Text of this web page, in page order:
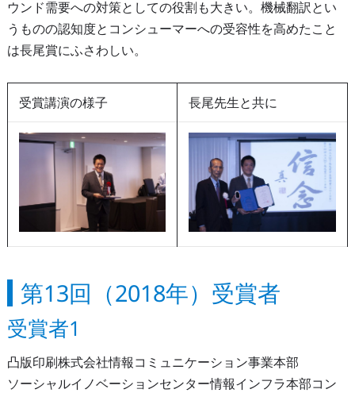
ウンド需要への対策としての役割も大きい。機械翻訳とい
うものの認知度とコンシューマーへの受容性を高めたこと
は長尾賞にふさわしい。
受賞講演の様子 長尾先生と共に
第13回（2018年）受賞者
受賞者1
凸版印刷株式会社情報コミュニケーション事業本部
ソーシャルイノベーションセンター情報インフラ本部コン